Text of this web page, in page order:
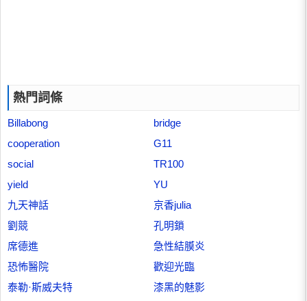
熱門詞條
Billabong
bridge
cooperation
G11
social
TR100
yield
YU
九天神話
京香julia
劉競
孔明鎖
席德進
急性結膜炎
恐怖醫院
歡迎光臨
泰勒·斯威夫特
漆黑的魅影